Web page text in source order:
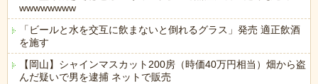
wwwwwwww
「ビールと水を交互に飲まないと倒れるグラス」発売 適正飲酒
を施す
【岡山】シャインマスカット200房（時価40万円相当）畑から盗
んだ疑いで男を逮捕 ネットで販売